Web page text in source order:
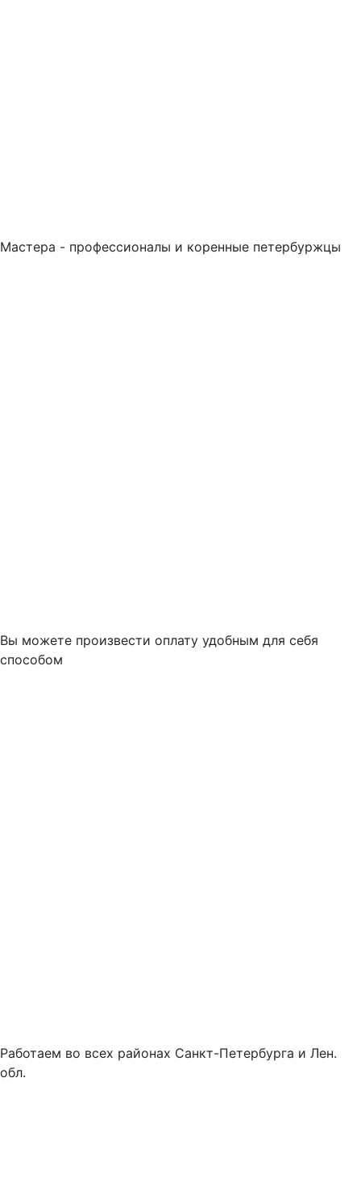
Мастера - профессионалы и коренные петербуржцы
Вы можете произвести оплату удобным для себя
способом
Работаем во всех районах Санкт-Петербурга и Лен.
обл.